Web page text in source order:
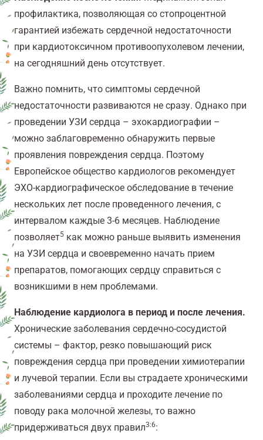
профилактика, позволяющая со стопроцентной
гарантией избежать сердечной недостаточности
при кардиотоксичном противоопухолевом лечении,
на сегодняшний день отсутствует.
Важно помнить, что симптомы сердечной
недостаточности развиваются не сразу. Однако при
проведении УЗИ сердца – эхокардиографии –
можно заблаговременно обнаружить первые
проявления повреждения сердца. Поэтому
Европейское общество кардиологов рекомендует
ЭХО-кардиографическое обследование в течение
нескольких лет после проведенного лечения, с
интервалом каждые 3-6 месяцев. Наблюдение
позволяет5 как можно раньше выявить изменения
на УЗИ сердца и своевременно начать прием
препаратов, помогающих сердцу справиться с
возникшими в нем проблемами.
Наблюдение кардиолога в период и после лечения.
Хронические заболевания сердечно-сосудистой
системы – фактор, резко повышающий риск
повреждения сердца при проведении химиотерапии
и лучевой терапии. Если вы страдаете хроническими
заболеваниями сердца и проходите лечение по
поводу рака молочной железы, то важно
придерживаться двух правил3:6: